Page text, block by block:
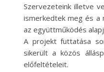
Szervezeteink illetve
ismerkedtek meg és a
az együttműködés
A projekt futtatása
sikerült a közös
előfeltételeit.